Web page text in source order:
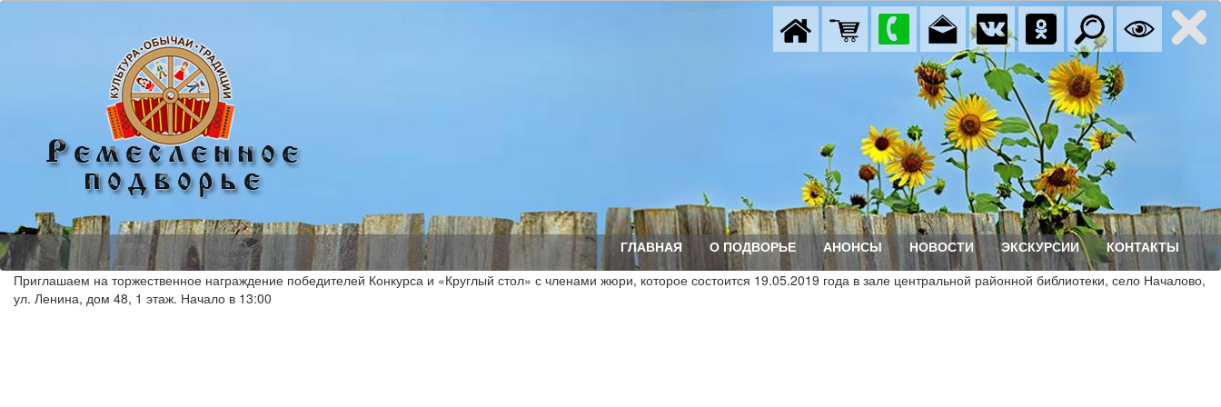
ГЛАВНАЯ О ПОДВОРЬЕ АНОНСЫ НОВОСТИ ЭКСКУРСИИ КОНТАКТЫ
Приглашаем на торжественное награждение победителей Конкурса и «Круглый стол» с членами жюри, которое состоится 19.05.2019 года в зале центральной районной библиотеки, село Началово,
ул. Ленина, дом 48, 1 этаж. Начало в 13:00